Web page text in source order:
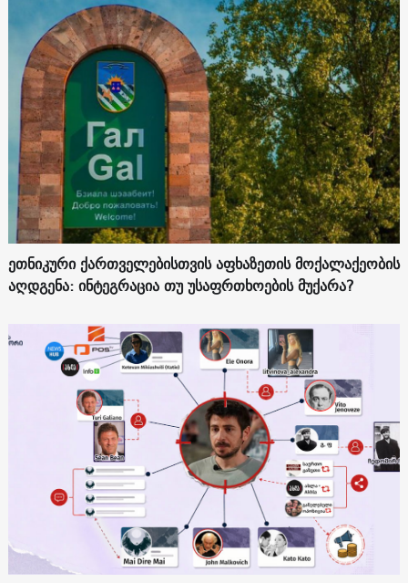
ეთნიკური ქართველებისთვის აფხაზეთის მოქალაქეობის
აღდგენა: ინტეგრაცია თუ უსაფრთხოების მუქარა?